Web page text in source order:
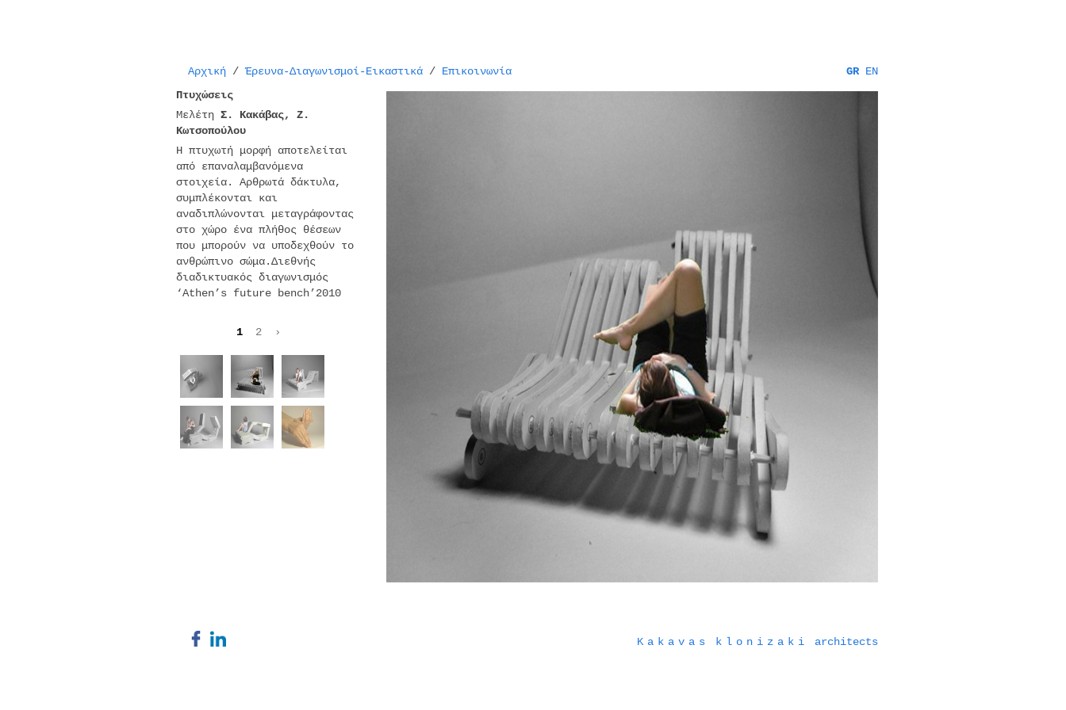
Αρχική /Έρευνα-Διαγωνισμοί-Εικαστικά / Επικοινωνία GR EN
Πτυχώσεις
Μελέτη Σ. Κακάβας, Ζ.
Κωτσοπούλου
Η πτυχωτή μορφή αποτελείται
από επαναλαμβανόμενα
στοιχεία. Αρθρωτά δάκτυλα,
συμπλέκονται και
αναδιπλώνονται μεταγράφοντας
στο χώρο ένα πλήθος θέσεων
που μπορούν να υποδεχθούν το
ανθρώπινο σώμα.Διεθνής
διαδικτυακός διαγωνισμός
‘Athen’s future bench’2010
1 2 ›
Kakavas klonizaki architects